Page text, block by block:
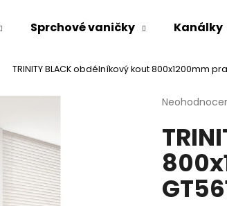
Sprchové vaničky Kanálky
TRINITY BLACK obdélníkový kout 800x1200mm
Průměrné
produktu
0,0
z
5
hvězdiček.
Co potřebujete najít?
Doporučujeme